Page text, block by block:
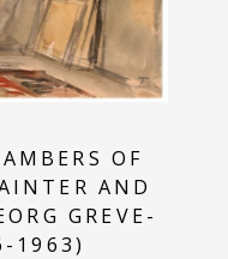
OF
AND
GREVE-
1963)